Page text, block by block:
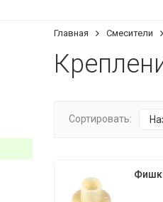
Главная Смесители
Сортировать: